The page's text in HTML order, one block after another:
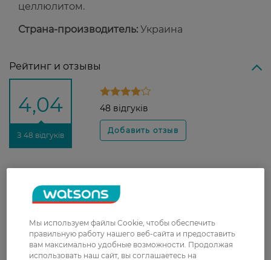
целлюлитом.
Страна-производитель: Украина
Рейтинг и отзывы
4,04
З 48 відгуків
48 відгуків
Валентина
23 декабря, 2021
Приятный натуральный состав,
расход не большой, такого объема
очень мягкая и нежная.
Ольга
Шкіра після використання
Мы используем файлы Cookie, чтобы обеспечить
правильную работу нашего веб-сайта и предоставить
вам максимально удобные возможности. Продолжая
использовать наш сайт, вы соглашаетесь на